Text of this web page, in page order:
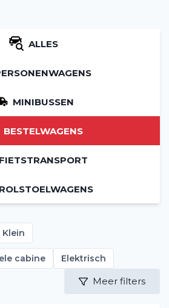
ALLES
MINIBUSSEN
BESTELWAGENS
FIETSTRANSPORT
ROLSTOELWAGENS
Klein
cabine Elektrisch
Meer filters